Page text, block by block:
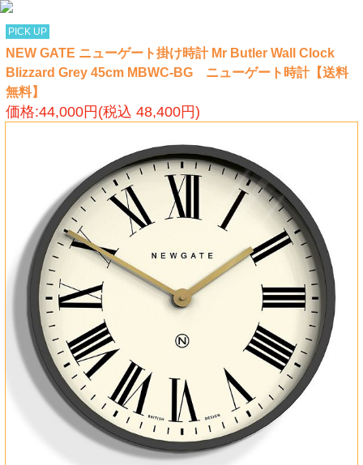
PICK UP
NEW GATE ニューゲート掛け時計 Mr Butler Wall Clock
Blizzard Grey 45cm MBWC-BG ニューゲート時計【送料
無料】
価格:44,000円(税込 48,400円)